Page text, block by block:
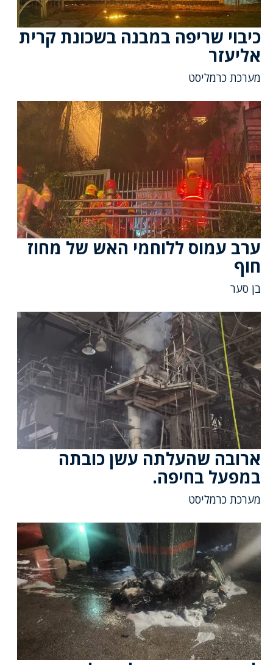
כיבוי שריפה במבנה בשכונת קרית
אליעזר
מערכת כרמליסט
ערב עמוס ללוחמי האש של מחוז
חוף
בן סער
ארובה שהעלתה עשן כובתה
במפעל בחיפה.
מערכת כרמליסט